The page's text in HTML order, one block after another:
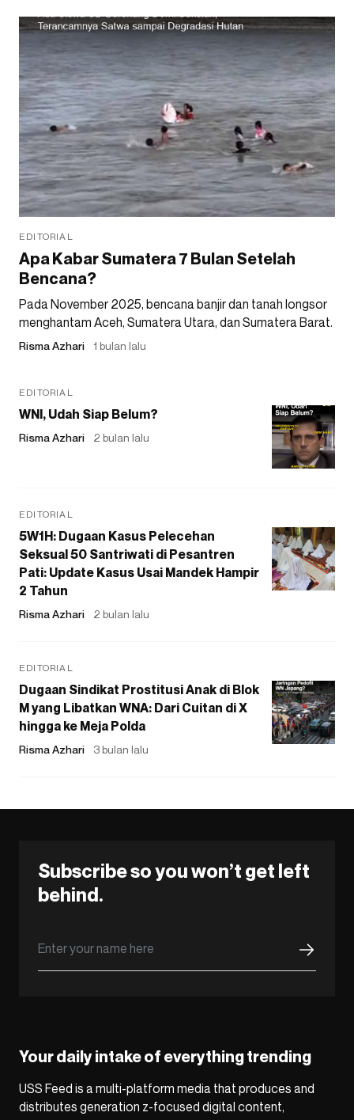
EDITORIAL
Apa Kabar Sumatera 7 Bulan Setelah
Bencana?
Pada November 2025, bencana banjir dan tanah longsor
menghantam Aceh, Sumatera Utara, dan Sumatera Barat.
Risma Azhari 1 bulan lalu
EDITORIAL
WNI, Udah Siap Belum?
Risma Azhari 2 bulan lalu
EDITORIAL
5W1H: Dugaan Kasus Pelecehan
Seksual 50 Santriwati di Pesantren
Pati: Update Kasus Usai Mandek Hampir
2 Tahun
Risma Azhari 2 bulan lalu
EDITORIAL
Dugaan Sindikat Prostitusi Anak di Blok
M yang Libatkan WNA: Dari Cuitan di X
hingga ke Meja Polda
Risma Azhari 3 bulan lalu
Subscribe so you won’t get left
behind.
Your daily intake of everything trending
USS Feed is a multi-platform media that produces and
distributes generation z-focused digital content,